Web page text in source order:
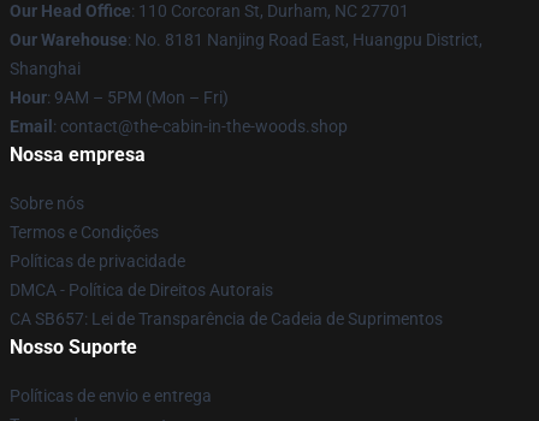
Our Head Office: 110 Corcoran St, Durham, NC 27701
Our Warehouse: No. 8181 Nanjing Road East, Huangpu District,
Shanghai
Hour: 9AM – 5PM (Mon – Fri)
Email : contact@the-cabin-in-the-woods.shop
Nossa empresa
Sobre nós
Termos e Condições
Políticas de privacidade
DMCA - Política de Direitos Autorais
CA SB657: Lei de Transparência de Cadeia de Suprimentos
Nosso Suporte
Políticas de envio e entrega